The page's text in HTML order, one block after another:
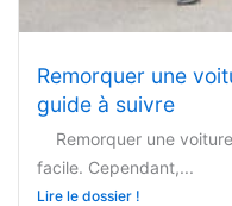
Remorquer une
guide à suivre
Remorquer une
facile. Cependant,...
Lire le dossier !